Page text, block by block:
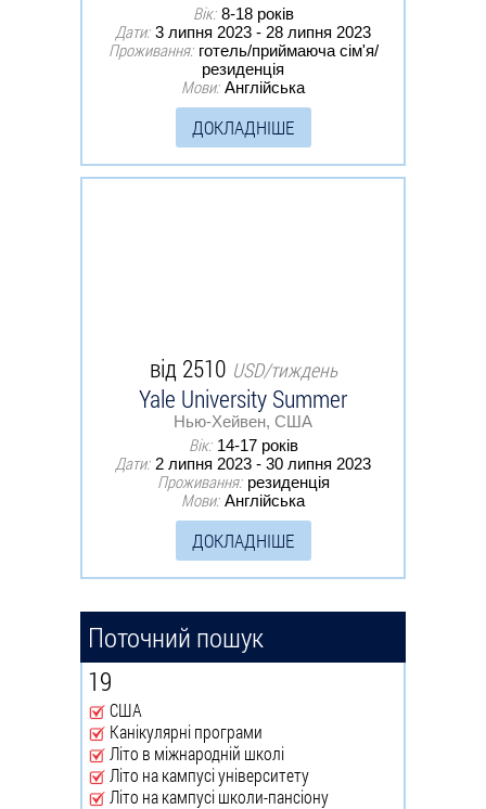
Вік: 8-18 років
Дати: 3 липня 2023 - 28 липня 2023
Проживання: готель/приймаюча сім'я/
резиденція
Мови: Англійська
ДОКЛАДНІШЕ
від 2510 USD/тиждень
Yale University Summer
Нью-Хейвен, США
Вік: 14-17 років
Дати: 2 липня 2023 - 30 липня 2023
Проживання: резиденція
Мови: Англійська
ДОКЛАДНІШЕ
Поточний пошук
19
Remove США filter
США
Remove Канікулярні програми filter
Канікулярні програми
Remove Літо в міжнародній школі filter
Літо в міжнародній школі
Remove Літо на кампусі університету filter
Літо на кампусі університету
Remove Літо на кампусі школи-пансіону filter
Літо на кампусі школи-пансіону